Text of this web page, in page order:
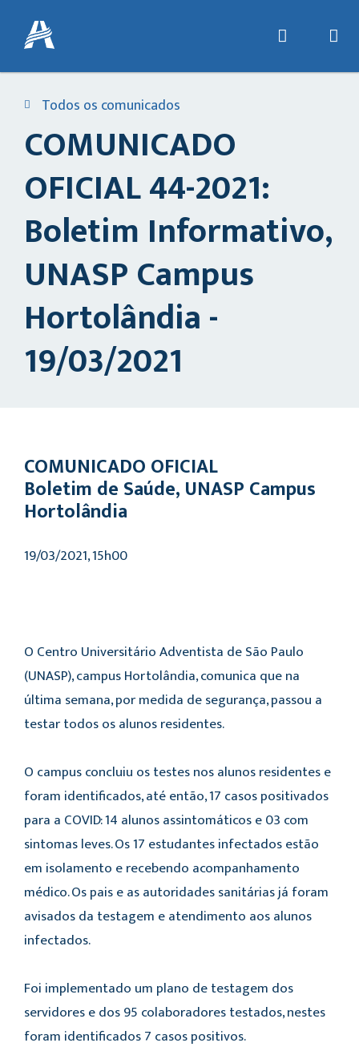
Todos os comunicados
COMUNICADO
OFICIAL 44-2021:
Boletim Informativo,
UNASP Campus
Hortolândia -
19/03/2021
COMUNICADO OFICIAL
Boletim de Saúde, UNASP Campus
Hortolândia
19/03/2021, 15h00
O Centro Universitário Adventista de São Paulo
(UNASP), campus Hortolândia, comunica que na
última semana, por medida de segurança, passou a
testar todos os alunos residentes.
O campus concluiu os testes nos alunos residentes e
foram identificados, até então, 17 casos positivados
para a COVID: 14 alunos assintomáticos e 03 com
sintomas leves. Os 17 estudantes infectados estão
em isolamento e recebendo acompanhamento
médico. Os pais e as autoridades sanitárias já foram
avisados da testagem e atendimento aos alunos
infectados.
Foi implementado um plano de testagem dos
servidores e dos 95 colaboradores testados, nestes
foram identificados 7 casos positivos.